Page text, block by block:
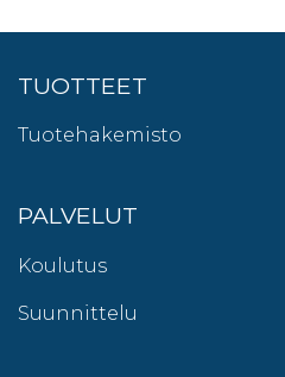
TUOTTEET
Tuotehakemisto
PALVELUT
Koulutus
Suunnittelu